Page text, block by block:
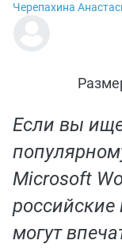
Черепахина
Если вы
Microsoft
могут